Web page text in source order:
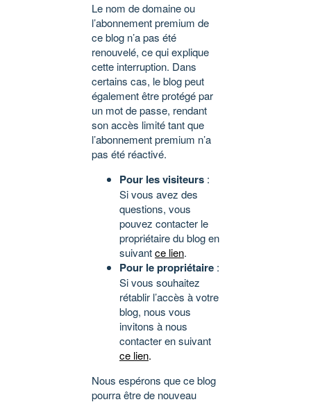
Le nom de domaine ou
l’abonnement premium de
ce blog n’a pas été
renouvelé, ce qui explique
cette interruption. Dans
certains cas, le blog peut
également être protégé par
un mot de passe, rendant
son accès limité tant que
l’abonnement premium n’a
pas été réactivé.
Pour les visiteurs :
Si vous avez des
questions, vous
pouvez contacter le
propriétaire du blog en
suivantce lien.
Pour le propriétaire :
Si vous souhaitez
rétablir l’accès à votre
blog, nous vous
invitons à nous
contacter en suivant
ce lien.
Nous espérons que ce blog
pourra être de nouveau